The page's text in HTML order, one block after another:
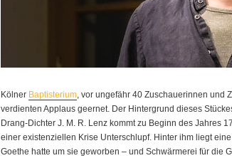
Kölner Baptisterium, vor ungefähr 40 Zuschauerinnen und
verdienten Applaus geernet. Der Hintergrund dieses
Drang-Dichter J. M. R. Lenz kommt zu Beginn des Jahres
einer existenziellen Krise Unterschlupf. Hinter ihm liegt
Goethe hatte um sie geworben – und Schwärmerei für die